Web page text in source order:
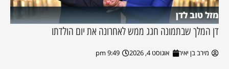
מזל טוב לדן
דן המלך שבתמונה חגג ממש לאחרונה את יום הולדתו
מירב בן יאיר אוגוסט 4, 2026 9:49 pm